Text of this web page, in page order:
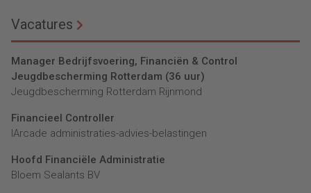
Vacatures
Manager Bedrijfsvoering, Financiën & Control
Jeugdbescherming Rotterdam (36 uur)
Jeugdbescherming Rotterdam Rijnmond
Financieel Controller
lArcade administraties-advies-belastingen
Hoofd Financiële Administratie
Bloem Sealants BV